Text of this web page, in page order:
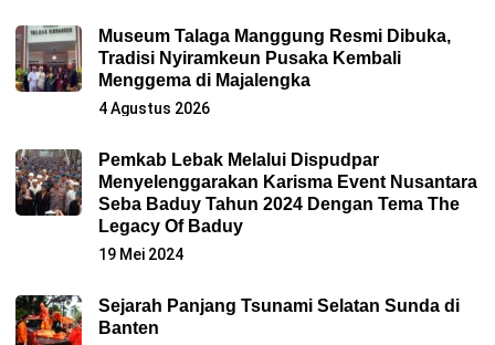
Museum Talaga Manggung Resmi Dibuka,
Tradisi Nyiramkeun Pusaka Kembali
Menggema di Majalengka
4 Agustus 2026
Pemkab Lebak Melalui Dispudpar
Menyelenggarakan Karisma Event Nusantara
Seba Baduy Tahun 2024 Dengan Tema The
Legacy Of Baduy
19 Mei 2024
Sejarah Panjang Tsunami Selatan Sunda di
Banten